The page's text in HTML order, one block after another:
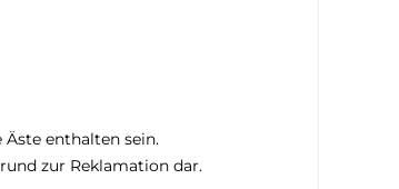
Äste enthalten sein.
zur Reklamation dar.